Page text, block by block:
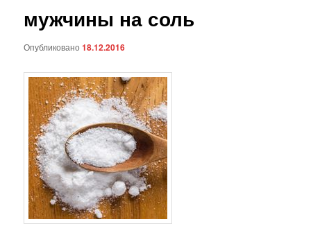
мужчины на соль
Опубликовано18.12.2016